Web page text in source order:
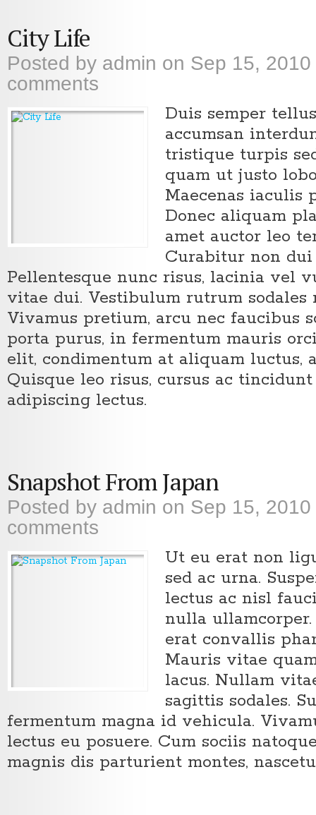
City Life
Posted by admin on Sep 15,
comments
Duis semper
accumsan
tristique turpis
quam ut justo
Maecenas iaculis
Donec aliquam
amet auctor leo
Curabitur non dui
Pellentesque nunc risus, lacinia vel
vitae dui. Vestibulum rutrum sodales
Vivamus pretium, arcu nec faucibus
porta purus, in fermentum mauris
elit, condimentum at aliquam luctus,
Quisque leo risus, cursus ac tincidunt
adipiscing lectus.
Snapshot From Japan
Posted by admin on Sep 15,
comments
Ut eu erat non
sed ac urna.
lectus ac nisl
nulla
erat convallis
Mauris vitae
lacus. Nullam
sagittis sodales.
fermentum magna id vehicula.
lectus eu posuere. Cum sociis
magnis dis parturient montes,